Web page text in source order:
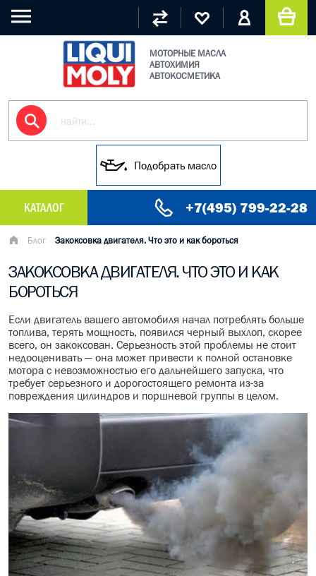
МОТОРНЫЕ МАСЛА
АВТОХИМИЯ
АВТОКОСМЕТИКА
Подобрать масло
КАТАЛОГ +7(495) 799-22-28
МАСЛО МОТОРНОЕ
ГРУЗОВЫЕ МАСЛА
МАСЛО В КОРОБКУ
КОНСИСТЕНТНАЯ СМАЗКА
БОЧКИ МАСЛА
ИНДУСТРИАЛЬНЫЕ МАСЛА
АНТИФРИЗЫ СПЕЦЖИДКОСТИ
ПРИСАДКИ АВТОХИМИЯ
АВТО КОСМЕТИКА
МОТО МАСЛА
Блог Закоксовка двигателя. Что это и как бороться
ЗАКОКСОВКА ДВИГАТЕЛЯ. ЧТО ЭТО И КАК
БОРОТЬСЯ
Если двигатель вашего автомобиля начал потреблять больше
топлива, терять мощность, появился черный выхлоп, скорее
всего, он закоксован. Серьезность этой проблемы не стоит
недооценивать — она может привести к полной остановке
мотора с невозможностью его дальнейшего запуска, что
требует серьезного и дорогостоящего ремонта из-за
повреждения цилиндров и поршневой группы в целом.